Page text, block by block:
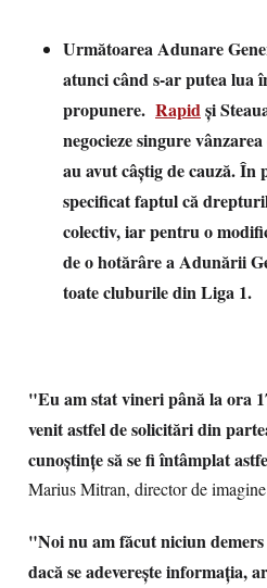
Următoarea Adunare
atunci când s-ar putea lua
propunere. Rapidşi
negocieze singure
au avut câştig de cauză.
specificat faptul că
colectiv, iar pentru o
de o hotărâre a Adunării
toate cluburile din Liga 1.
"Eu am stat vineri până la ora
venit astfel de solicitări din
cunoştinţe să se fi întâmplat
Marius Mitran, director de
"Noi nu am făcut niciun demers
dacă se adevereşte informaţia,